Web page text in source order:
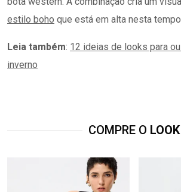
estilo boho que está em alta nesta
Leia também: 12 ideias de looks para
inverno
COMPRE O LOOK